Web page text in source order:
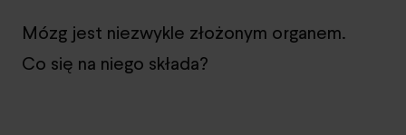
Mózg jest niezwykle złożonym organem.
Co się na niego składa?